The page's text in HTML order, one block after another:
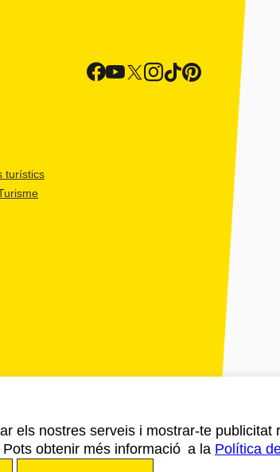
turístics
els nostres serveis i mostrar-te
obtenir més informació a la Política